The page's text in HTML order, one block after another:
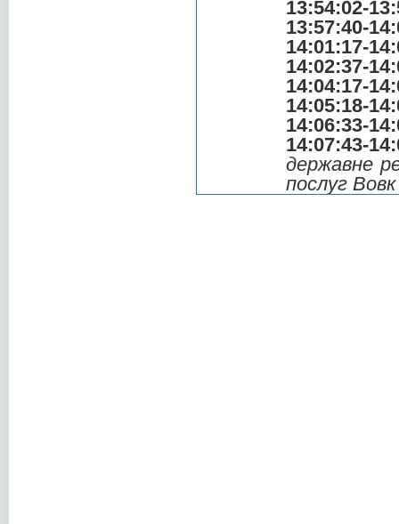
13:54:02-
13:57:40-
14:01:17-
14:02:37-
14:04:17-
14:05:18-
14:06:33-
14:07:43-
державне
послуг